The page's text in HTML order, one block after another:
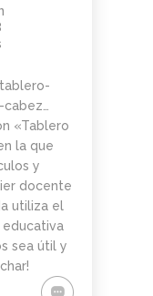
30
ABRIL
2026
APRENDER A
MIRAR EL
ARTE: LA
ABSTRACCIÓN
GEOMÉTRICA:
PIET
MONDRIAN (Y
VISITA AL
MONASTERIO
DEL PAULAR)
16
MARZO
EL DESAFÍO
PSICOLÓGICO
DE JUGAR
«Tablero
la que
y
docente
utiliza el
sea útil y